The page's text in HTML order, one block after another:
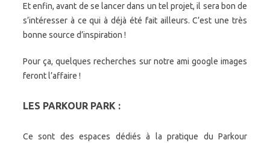
Et enfin, avant de se lancer dans un tel projet, il sera bon de
s’intéresser à ce qui à déjà été fait ailleurs. C’est une très
bonne source d’inspiration !
Pour ça, quelques recherches sur notre ami google images
feront l’affaire !
LES PARKOUR PARK :
Ce sont des espaces dédiés à la pratique du Parkour